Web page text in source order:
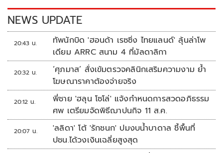
k k
NEWS UPDATE
20:43 น.
ทัพนักบิด 'ฮอนด้า เรซซิ่ง ไทยแลนด์' ลุ้นล่าโพ
เดียม ARRC สนาม 4 ที่มัลดาลิกา
20:32 น.
‘ศุภมาส’ สั่งเข้มตรวจคลินิกเสริมความงาม ย้ำ
โฆษณาราคาต้องจ่ายจริง
20:12 น.
พี่ชาย 'ฮลุน โซโล่' แจ้งกำหนดการสวดอภิธรรม
ศพ เตรียมจัดพิธีฌาปนกิจ 11 ส.ค.
20:07 น.
'ลลิดา' โต้ 'รักชนก' ปมงบน้ำบาดาล ชี้พื้นที่
ปชน.ได้วงเงินเฉลี่ยสูงสุด